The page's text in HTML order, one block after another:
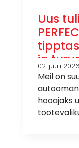
Uus
ja
02. juuli 2026
Meil on
hooajaks